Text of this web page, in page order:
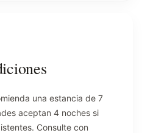
una estancia de 7
aceptan 4 noches si
Consulte con